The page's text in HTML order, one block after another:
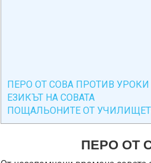
ПЕРО ОТ СОВА ПРОТИВ УРОКИ
ЕЗИКЪТ НА СОВАТА
ПОЩАЛЬОНИТЕ ОТ
ПЕРО ОТ